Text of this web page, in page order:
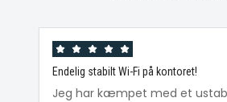
Endelig stabilt Wi-Fi på kontoret!
Jeg har kæmpet med et